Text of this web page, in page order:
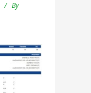
By